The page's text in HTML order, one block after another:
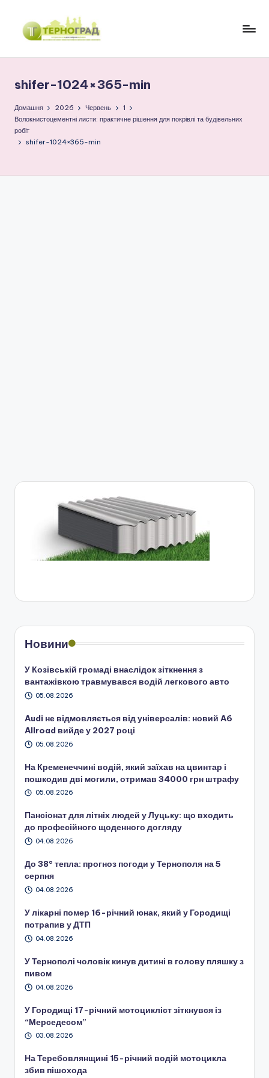
Перейти
р
н
о
цікаво
shifer-1024×365-min
Домашня 2026 Червень
1
Волокнистоцементні листи: практичне рішення для покрівлі та будівельних
робіт
shifer-1024×365-min
Новини
У Козівській громаді внаслідок зіткнення з
вантажівкою травмувався водій легкового авто
05.08.2026
Audi не відмовляється від універсалів: новий A6
Allroad вийде у 2027 році
05.08.2026
На Кременеччині водій, який заїхав на цвинтар і
пошкодив дві могили, отримав 34000 грн штрафу
05.08.2026
Пансіонат для літніх людей у Луцьку: що входить
до професійного щоденного догляду
04.08.2026
До 38° тепла: прогноз погоди у Тернополя на 5
серпня
04.08.2026
У лікарні помер 16-річний юнак, який у Городищі
потрапив у ДТП
04.08.2026
У Тернополі чоловік кинув дитині в голову пляшку з
пивом
04.08.2026
У Городищі 17-річний мотоцикліст зіткнувся із
“Мерседесом”
03.08.2026
На Теребовлянщині 15-річний водій мотоцикла
збив пішохода